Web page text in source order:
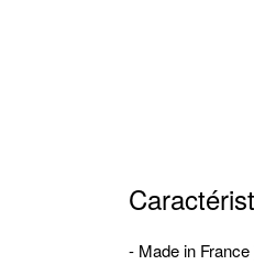
- Made in France